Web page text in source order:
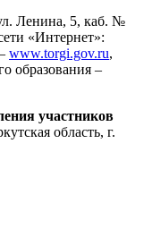
Ленина, 5, каб. №
«Интернет»:
www.torgi.gov.ru,
образования –
участников
область, г.